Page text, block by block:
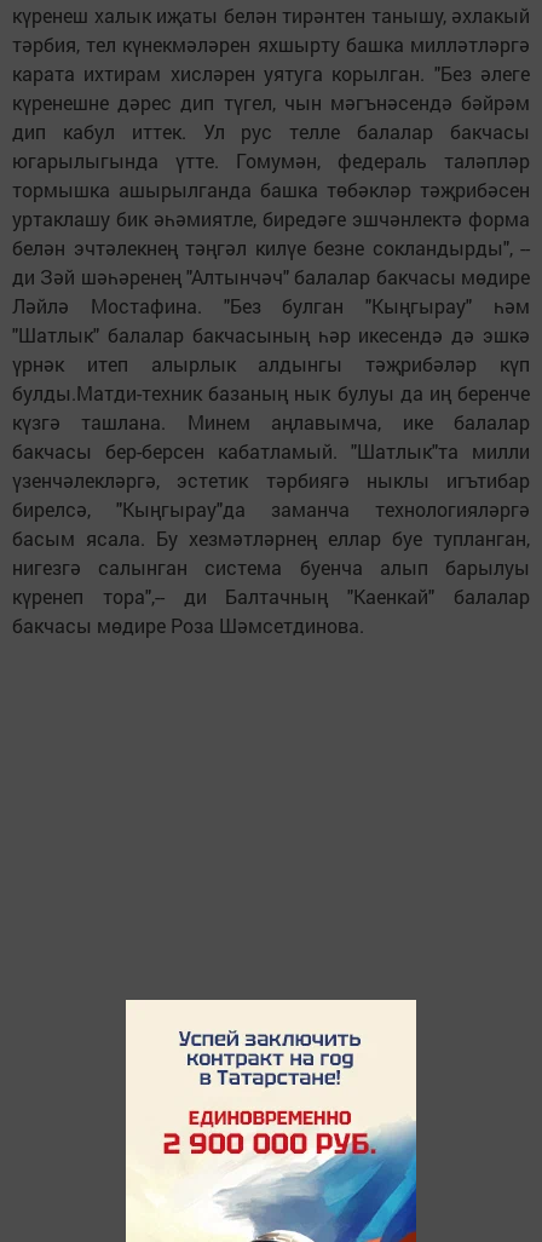
күренеш халык иҗаты белән тирәнтен танышу, әхлакый
тәрбия, тел күнекмәләрен яхшырту башка милләтләргә
карата ихтирам хисләрен уятуга корылган. "Без әлеге
күренешне дәрес дип түгел, чын мәгънәсендә бәйрәм
дип кабул иттек. Ул рус телле балалар бакчасы
югарылыгында үтте. Гомумән, федераль таләпләр
тормышка ашырылганда башка төбәкләр тәҗрибәсен
уртаклашу бик әһәмиятле, биредәге эшчәнлектә форма
белән эчтәлекнең тәңгәл килүе безне сокландырды", --
ди Зәй шәһәренең "Алтынчәч" балалар бакчасы мөдире
Ләйлә Мостафина. "Без булган "Кыңгырау" һәм
"Шатлык" балалар бакчасының һәр икесендә дә эшкә
үрнәк итеп алырлык алдынгы тәҗрибәләр күп
булды.Матди-техник базаның нык булуы да иң беренче
күзгә ташлана. Минем аңлавымча, ике балалар
бакчасы бер-берсен кабатламый. "Шатлык"та милли
үзенчәлекләргә, эстетик тәрбиягә ныклы игътибар
бирелсә, "Кыңгырау"да заманча технологияләргә
басым ясала. Бу хезмәтләрнең еллар буе тупланган,
нигезгә салынган система буенча алып барылуы
күренеп тора",-- ди Балтачның "Каенкай" балалар
бакчасы мөдире Роза Шәмсетдинова.